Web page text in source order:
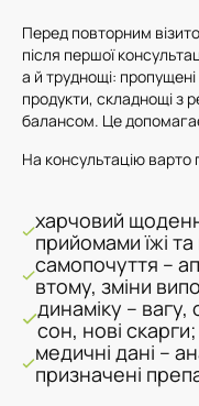
Перед повторним
після першої
а й труднощі:
продукти, складнощі з
балансом. Це
На консультацію варто
харчовий
прийомами їжі
самопочуття –
втому, зміни
динаміку – вагу,
сон, нові скарги;
медичні дані –
призначені